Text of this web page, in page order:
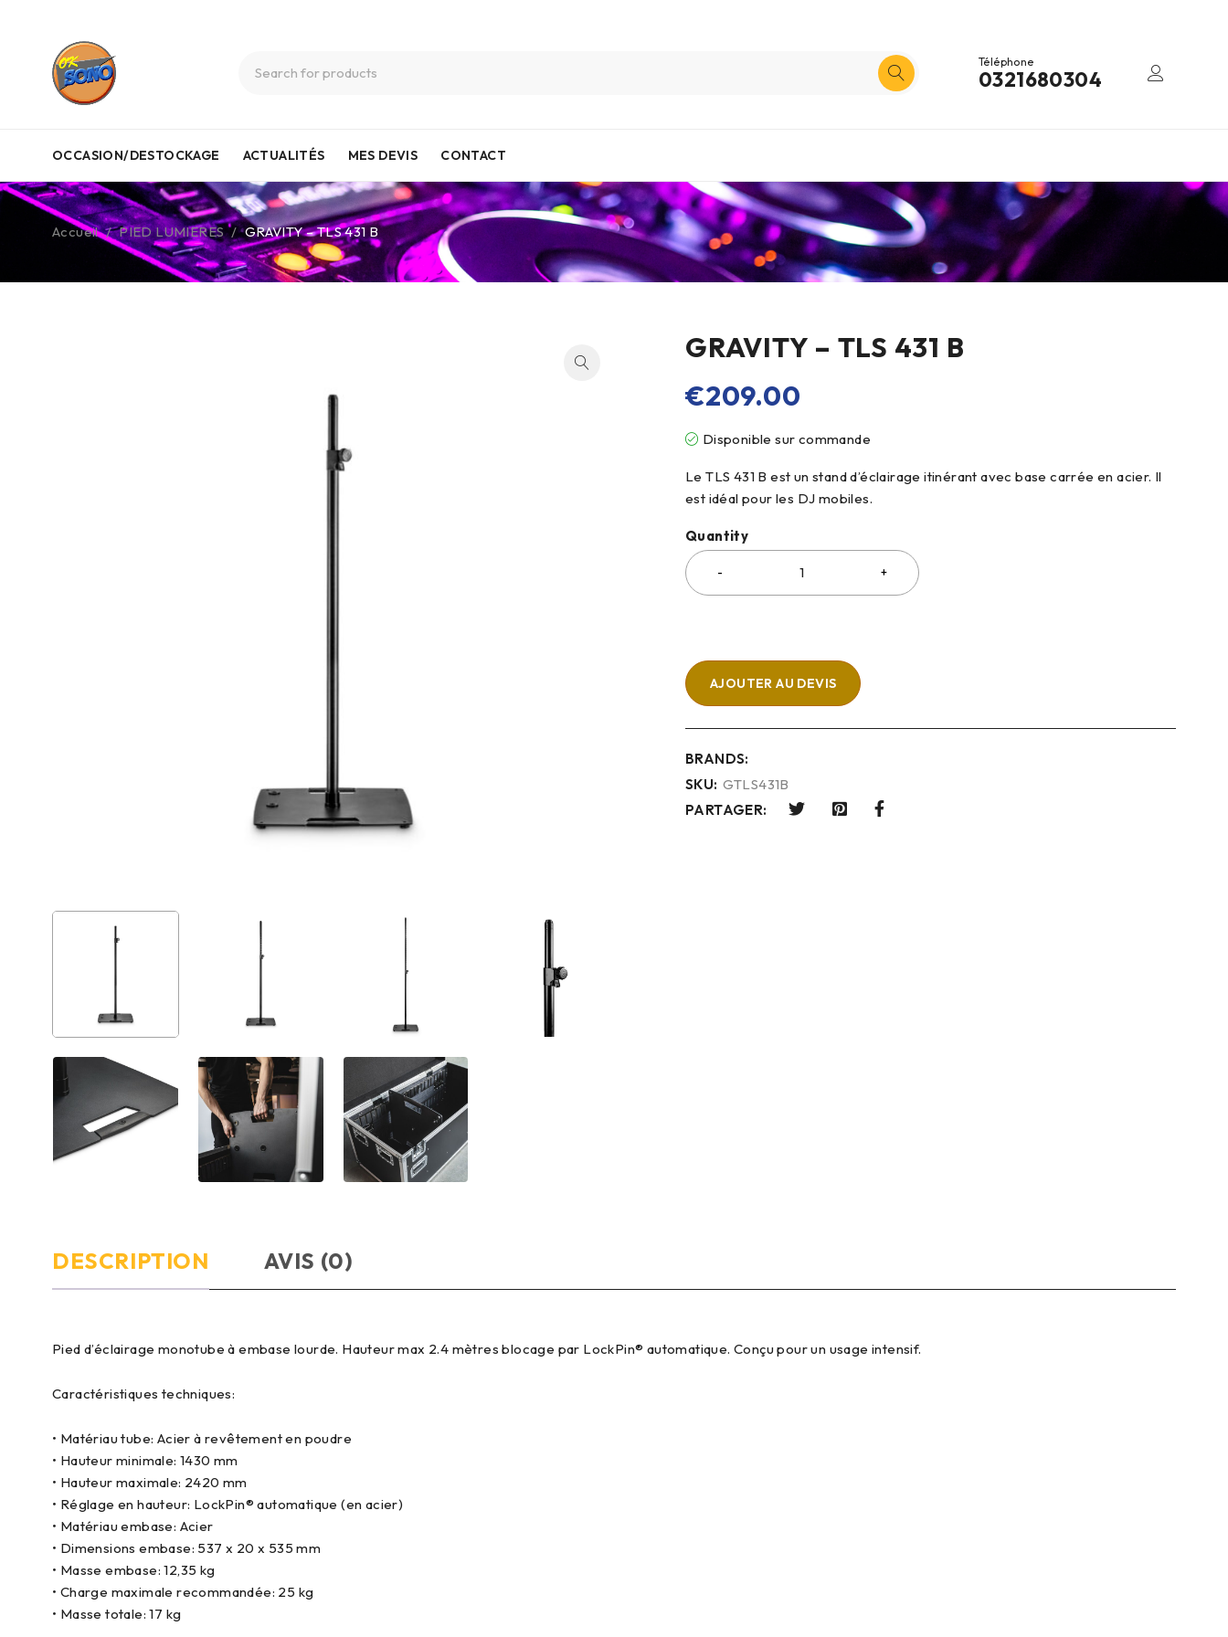
Téléphone
0321680304
OCCASION/DESTOCKAGE ACTUALITÉS MES DEVIS CONTACT
Accueil / PIED LUMIERES / GRAVITY – TLS 431 B
GRAVITY – TLS 431 B
€209.00
Disponible sur commande
Le TLS 431 B est un stand d’éclairage itinérant avec base carrée en acier. Il
est idéal pour les DJ mobiles.
Quantity
AJOUTER AU DEVIS
BRANDS:
SKU: GTLS431B
PARTAGER:
DESCRIPTION AVIS (0)
Pied d’éclairage monotube à embase lourde. Hauteur max 2.4 mètres blocage par LockPin® automatique. Conçu pour un usage intensif.
Caractéristiques techniques:
• Matériau tube: Acier à revêtement en poudre
• Hauteur minimale: 1430 mm
• Hauteur maximale: 2420 mm
• Réglage en hauteur: LockPin® automatique (en acier)
• Matériau embase: Acier
• Dimensions embase: 537 x 20 x 535 mm
• Masse embase: 12,35 kg
• Charge maximale recommandée: 25 kg
• Masse totale: 17 kg